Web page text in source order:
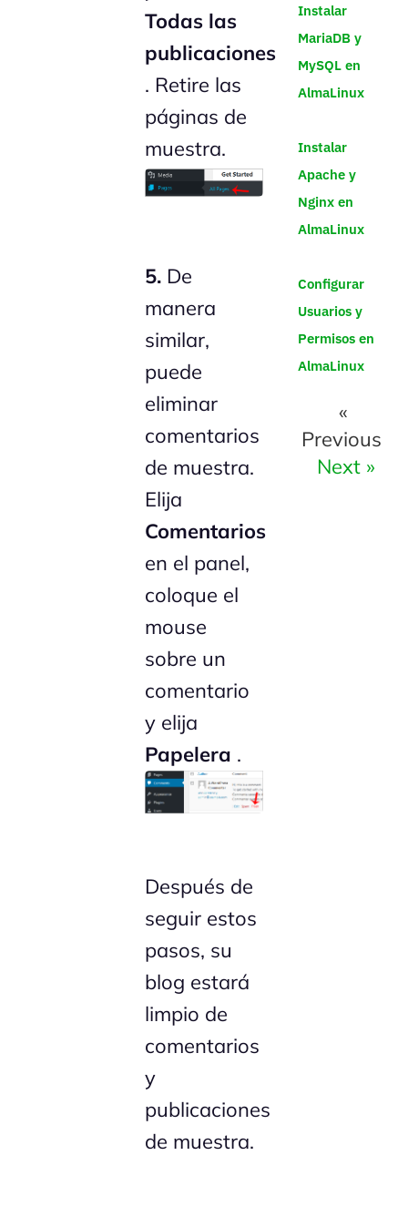
Todas las
publicaciones
. Retire las
páginas de
muestra.
5. De
manera
similar,
puede
eliminar
comentarios
de muestra.
Elija
Comentarios
en el panel,
coloque el
mouse
sobre un
comentario
y elija
Papelera .
Después de
seguir estos
pasos, su
blog estará
limpio de
comentarios
y
publicaciones
de muestra.
Instalar
MariaDB y
MySQL en
AlmaLinux
Instalar
Apache y
Nginx en
AlmaLinux
Configurar
Usuarios y
Permisos en
AlmaLinux
«
Previous
Next »